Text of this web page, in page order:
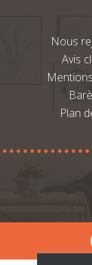
Nous
Avis
Plan